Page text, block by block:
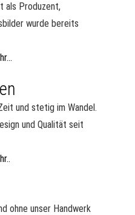
als Produzent,
wurde bereits
und stetig im Wandel.
und Qualität seit
ohne unser Handwerk